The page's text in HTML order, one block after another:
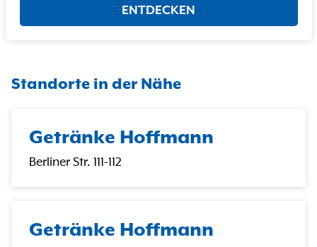
ENTDECKEN
Standorte in der Nähe
Getränke Hoffmann
Berliner Str. 111-112
Getränke Hoffmann